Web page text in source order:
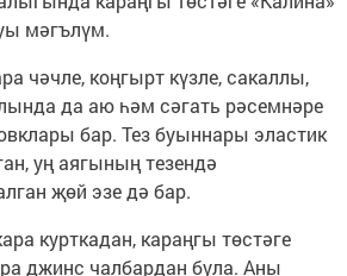
мәгълүм.
чәчле, коңгырт күзле, сакаллы,
да аю һәм сәгать рәсемнәре
бар. Тез буыннары эластик
уң аягының тезендә
җөй эзе дә бар.
курткадан, караңгы төстәге
джинс чалбардан була. Аны